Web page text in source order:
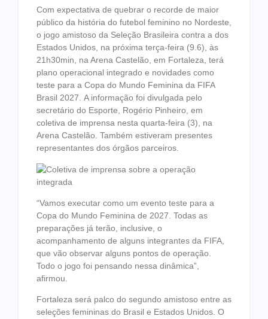
Com expectativa de quebrar o recorde de maior
público da história do futebol feminino no Nordeste,
o jogo amistoso da Seleção Brasileira contra a dos
Estados Unidos, na próxima terça-feira (9.6), às
21h30min, na Arena Castelão, em Fortaleza, terá
plano operacional integrado e novidades como
teste para a Copa do Mundo Feminina da FIFA
Brasil 2027. A informação foi divulgada pelo
secretário do Esporte, Rogério Pinheiro, em
coletiva de imprensa nesta quarta-feira (3), na
Arena Castelão. Também estiveram presentes
representantes dos órgãos parceiros.
“Vamos executar como um evento teste para a
Copa do Mundo Feminina de 2027. Todas as
preparações já terão, inclusive, o
acompanhamento de alguns integrantes da FIFA,
que vão observar alguns pontos de operação.
Todo o jogo foi pensando nessa dinâmica”,
afirmou.
Fortaleza será palco do segundo amistoso entre as
seleções femininas do Brasil e Estados Unidos. O